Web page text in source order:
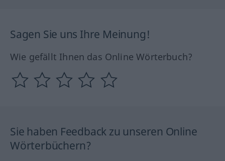
Sagen Sie uns Ihre Meinung!
Wie gefällt Ihnen das Online Wörterbuch?
Sie haben Feedback zu unseren Online
Wörterbüchern?